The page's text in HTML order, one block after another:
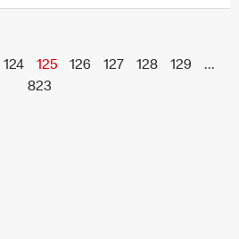
124 125 126 127 128 129
...
823